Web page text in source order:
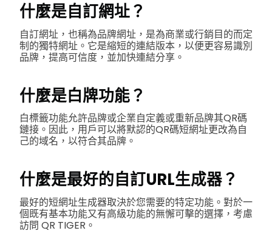
什麼是自訂網址？
自訂網址，也稱為品牌網址，是為商業或行銷目的而定
制的獨特網址。它是縮短的連結版本，以便更容易識別
品牌，提高可信度，並加快連結分享。
什麼是白牌功能？
白標籤功能允許品牌或企業自定義或重新品牌其QR碼
鏈接。因此，用戶可以將默認的QR碼短網址更改為自
己的域名，以符合其品牌。
什麼是最好的自訂URL生成器？
最好的短網址生成器取決於您需要的特定功能。對於一
個既有基本功能又有高級功能的無懈可擊的選擇，考慮
訪問 QR TIGER。